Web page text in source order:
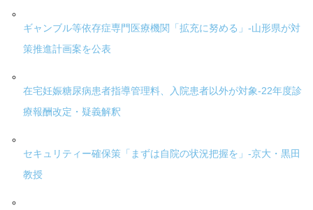
ギャンブル等依存症専門医療機関「拡充に努める」-山形県が対
策推進計画案を公表
在宅妊娠糖尿病患者指導管理料、入院患者以外が対象-22年度診
療報酬改定・疑義解釈
セキュリティー確保策「まずは自院の状況把握を」-京大・黒田
教授